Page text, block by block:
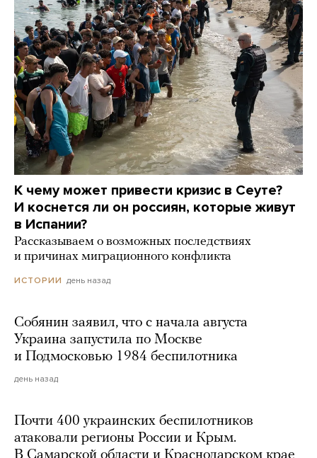
К чему может привести кризис в Сеуте?
И коснется ли он россиян, которые живут
в Испании?
Рассказываем о возможных последствиях
и причинах миграционного конфликта
ИСТОРИИ день назад
Собянин заявил, что с начала августа
Украина запустила по Москве
и Подмосковью 1984 беспилотника
день назад
Почти 400 украинских беспилотников
атаковали регионы России и Крым.